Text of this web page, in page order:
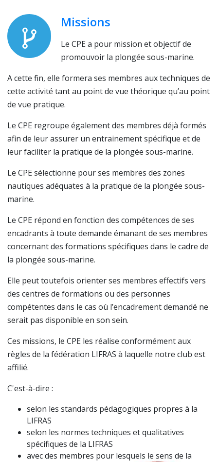
Missions
Le CPE a pour mission et objectif de
promouvoir la plongée sous-marine.
A cette fin, elle formera ses membres aux techniques de
cette activité tant au point de vue théorique qu’au point
de vue pratique.
Le CPE regroupe également des membres déjà formés
afin de leur assurer un entrainement spécifique et de
leur faciliter la pratique de la plongée sous-marine.
Le CPE sélectionne pour ses membres des zones
nautiques adéquates à la pratique de la plongée sous-
marine.
Le CPE répond en fonction des compétences de ses
encadrants à toute demande émanant de ses membres
concernant des formations spécifiques dans le cadre de
la plongée sous-marine.
Elle peut toutefois orienter ses membres effectifs vers
des centres de formations ou des personnes
compétentes dans le cas où l’encadrement demandé ne
serait pas disponible en son sein.
Ces missions, le CPE les réalise conformément aux
règles de la fédération LIFRAS à laquelle notre club est
affilié.
C'est-à-dire :
selon les standards pédagogiques propres à la
LIFRAS
selon les normes techniques et qualitatives
spécifiques de la LIFRAS
avec des membres pour lesquels le sens de la